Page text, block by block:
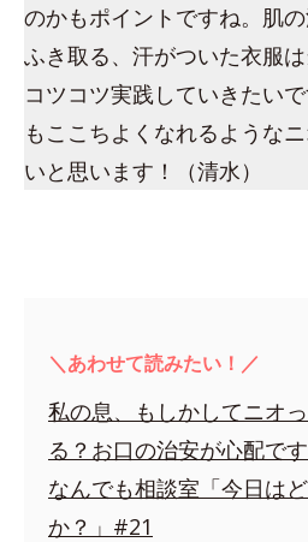
のかもポイントですね。肌
ふき取る、汗がついた衣服は
コツコツ実践していきたい
もここちよくなれるような
いと思います！（清水）
＼あわせて読みたい！／
私の息、もしかしてニオ
る？お口の治安が心配です
なんでも相談室「今日は
か？」#21